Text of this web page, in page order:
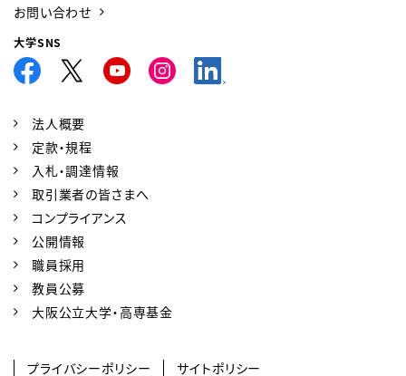
お問い合わせ
大学SNS
法人概要
定款・規程
入札・調達情報
取引業者の皆さまへ
コンプライアンス
公開情報
職員採用
教員公募
大阪公立大学・高専基金
プライバシーポリシー サイトポリシー